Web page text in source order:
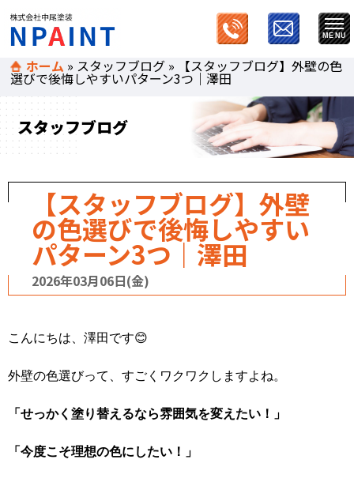
ホーム » スタッフブログ » 【スタッフブログ】外壁の色
選びで後悔しやすいパターン3つ｜澤田
スタッフブログ
【スタッフブログ】外壁
の色選びで後悔しやすい
パターン3つ｜澤田
2026年03月06日(金)
こんにちは、澤田です😊
外壁の色選びって、すごくワクワクしますよね。
「せっかく塗り替えるなら雰囲気を変えたい！」
「今度こそ理想の色にしたい！」